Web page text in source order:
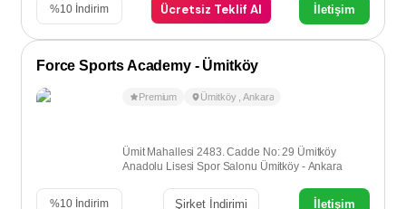
%10 İndirim Ücretsiz Teklif Al İletişim
Force Sports Academy - Ümitköy
Premium Ümitköy ,Ankara
Ümit Mahallesi 2483. Cadde No: 29 Ümitköy
Anadolu Lisesi Spor Salonu Ümitköy - Ankara
%10 İndirim Şirket İndirimi İletişim